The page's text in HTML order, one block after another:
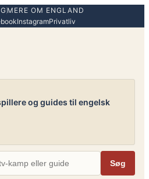
MERE OM ENGLAND
InstagramPrivatliv
og guides til engelsk
Søg